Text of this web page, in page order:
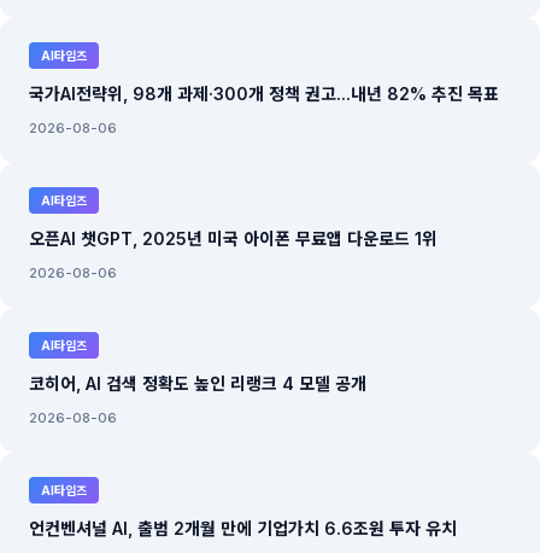
AI타임즈
국가AI전략위, 98개 과제·300개 정책 권고...내년 82% 추진 목표
2026-08-06
AI타임즈
오픈AI 챗GPT, 2025년 미국 아이폰 무료앱 다운로드 1위
2026-08-06
AI타임즈
코히어, AI 검색 정확도 높인 리랭크 4 모델 공개
2026-08-06
AI타임즈
언컨벤셔널 AI, 출범 2개월 만에 기업가치 6.6조원 투자 유치